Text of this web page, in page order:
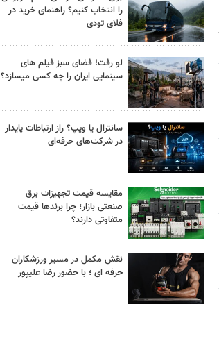
را انتخاب کنیم؟ راهنمای خرید در
فلای تودی
لو رفت! فضای سبز فیلم های
سینمایی ایران را چه کسی میسازد؟
سانترال یا ویپ؟ راز ارتباطات پایدار
در شرکت‌های حرفه‌ای
مقایسه قیمت تجهیزات برق
صنعتی بازار؛ چرا برندها قیمت
متفاوتی دارند؟
نقش مکمل در مسیر ورزشکاران
حرفه ای ؛ با حضور رضا علیپور